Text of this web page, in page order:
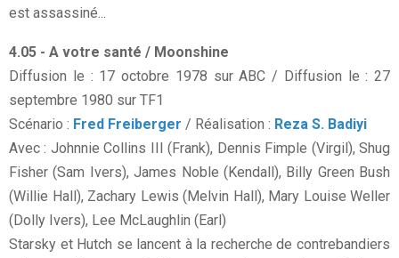
est assassiné...
4.05 - A votre santé / Moonshine
Diffusion le : 17 octobre 1978 sur ABC / Diffusion le : 27
septembre 1980 sur TF1
Scénario : Fred Freiberger / Réalisation : Reza S. Badiyi
Avec : Johnnie Collins III (Frank), Dennis Fimple (Virgil), Shug
Fisher (Sam Ivers), James Noble (Kendall), Billy Green Bush
(Willie Hall), Zachary Lewis (Melvin Hall), Mary Louise Weller
(Dolly Ivers), Lee McLaughlin (Earl)
Starsky et Hutch se lancent à la recherche de contrebandiers